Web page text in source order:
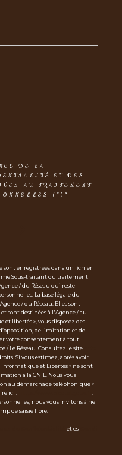
DE LA
ET DES
AU TRAITEMENT
(*)*
sont enregistrées dans un fichier
Sous-traitant du traitement
/ du Réseau qui reste
La base légale du
/ du Réseau. Elles sont
sont destinées à l'Agence / au
libertés », vous disposez des
de limitation et de
votre consentement à tout
Le Réseau. Consultez le site
Si vous estimez, après avoir
Informatique et Libertés » ne sont
à la CNIL. Nous vous
au démarchage téléphonique «
ici :
nous vous invitons à ne
de saisie libre.
et es